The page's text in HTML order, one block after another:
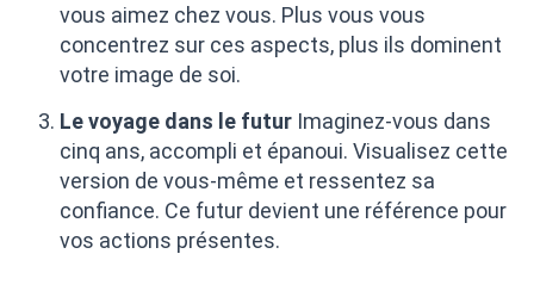
vous aimez chez vous. Plus vous vous
concentrez sur ces aspects, plus ils dominent
votre image de soi.
Le voyage dans le futur Imaginez-vous dans
cinq ans, accompli et épanoui. Visualisez cette
version de vous-même et ressentez sa
confiance. Ce futur devient une référence pour
vos actions présentes.